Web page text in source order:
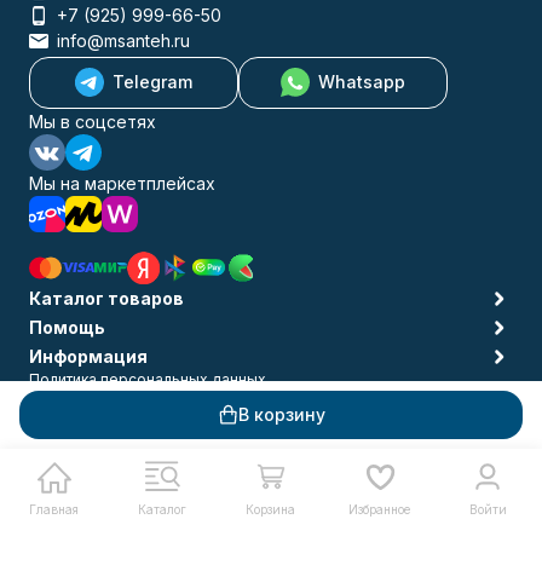
В корзину
Главная Каталог Корзина Избранное Войти
+7 (925) 999-66-50
info@msanteh.ru
Telegram
Whatsapp
Мы в соцсетях
Мы на маркетплейсах
Каталог товаров
Помощь
Информация
Политика персональных данных
© 2009-2026 MSANTEH